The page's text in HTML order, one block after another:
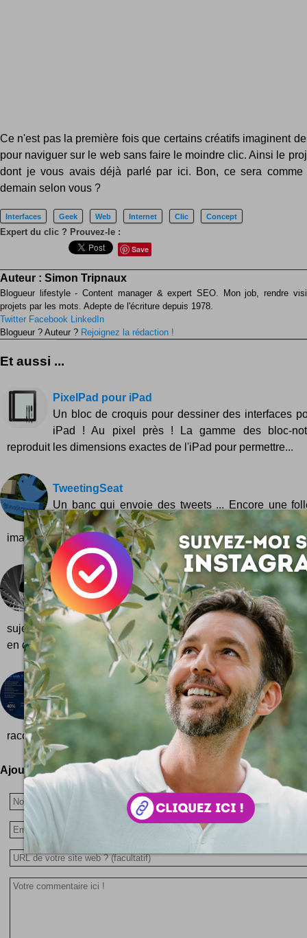
Ce n'est pas la première fois que certains créatifs imaginent
pour naviguer sur le web sans faire le moindre clic. Ainsi le
dont je vous avais déjà parlé par ici. Bon, ce sera
demain selon vous ?
Interfaces Geek Web Internet Clic Concept
Expert du clic ? Prouvez-le :
Save
Auteur : Simon Tripnaux
Blogueur lifestyle - Content manager & expert SEO. Mon job, rendre
projets par les mots. Adepte de l'écriture depuis 1978.
Twitter Facebook LinkedIn
Blogueur ? Auteur ? Rejoignez la rédaction !
Et aussi ...
PixelPad pour iPad
Un bloc de croquis pour dessiner des interfaces
iPad ! Au pixel près ! La gamme des bloc-
reproduit les dimensions exactes de l'iPad pour permettre...
TweetingSeat
Un banc qui envoie des tweets ... Encore une
pour Twitter : un banc interactif ! Le concept
imaginé par...
WebOff : Web Temps Réel
Le Web Temps Réel c'est le concept d'un service
C'est aussi un rendez-vous IRL pour tous les
sujet :) L'idée de faire une conférence sur le "Web Temps
en quelques jours beaucoup d'intérêt...
T'as combien au web 2.0 ?
Parce que bon, c'est pas pour me vanter ... Moi,
Ouais, même pas la moyenne ! Truc de dingue
raconte genre le roi...
Ajoutez votre avis !